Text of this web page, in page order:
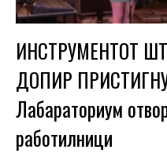
ИНСТРУМЕНТОТ
ДОПИР
Лабараториум
работилници